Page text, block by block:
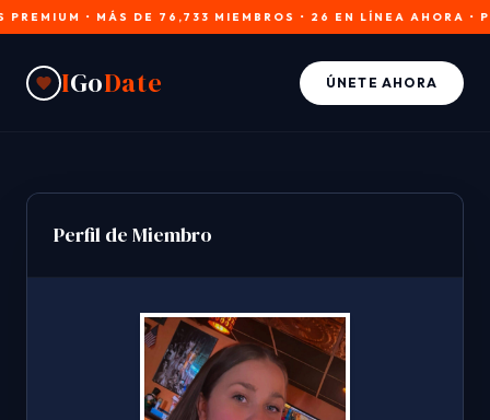
• MÁS DE 76,733 MIEMBROS • 26 EN LÍNEA AHORA •
IGoDate ÚNETE AHORA
Perfil de Miembro